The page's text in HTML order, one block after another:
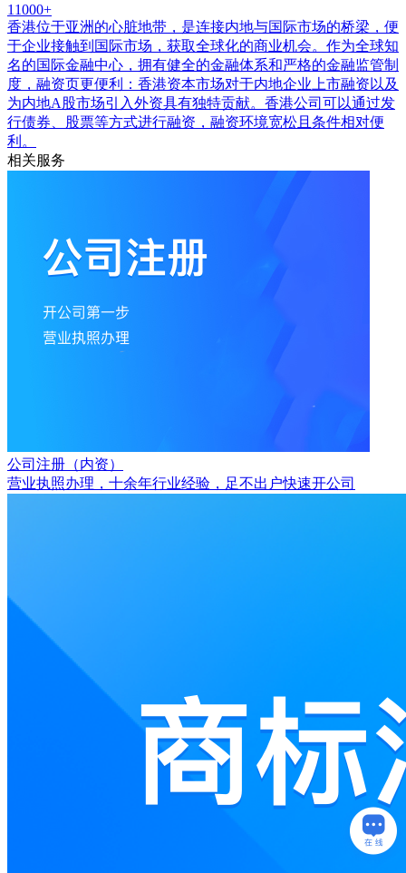
11000+
香港位于亚洲的心脏地带，是连接内地与国际市场的桥梁，便
于企业接触到国际市场，获取全球化的商业机会。作为全球知
名的国际金融中心，拥有健全的金融体系和严格的金融监管制
度，融资页更便利：香港资本市场对于内地企业上市融资以及
为内地A股市场引入外资具有独特贡献。香港公司可以通过发
行债券、股票等方式进行融资，融资环境宽松且条件相对便
利。
相关服务
公司注册（内资）
营业执照办理，十余年行业经验，足不出户快速开公司